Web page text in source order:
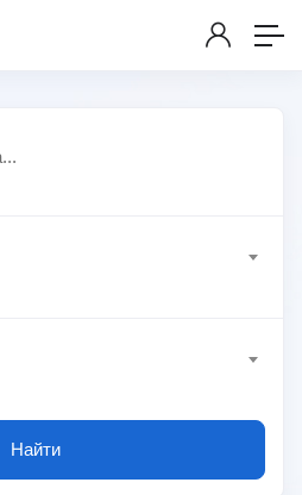
Найти